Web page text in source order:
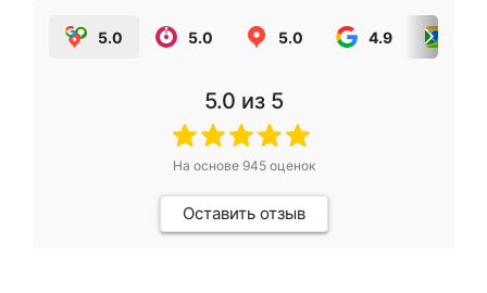
5.0 5.0 5.0 4.9
5.0 из 5
На основе 945оценок
Оставить отзыв